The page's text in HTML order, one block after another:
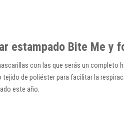
estampado Bite Me y
con las que serás un
de poliéster para facilitar la
este año.